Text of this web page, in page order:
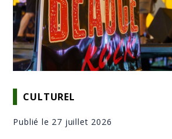
CULTUREL
Publié le 27 juillet 2026